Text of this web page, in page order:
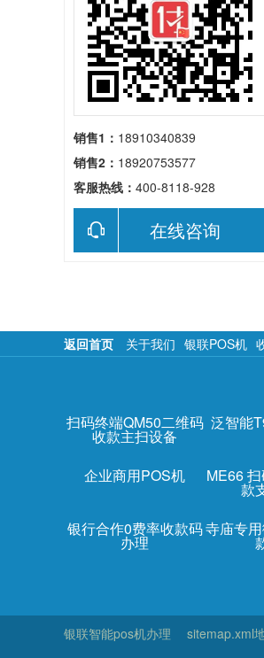
销售1： 18910340839
销售2： 18920753577
客服热线： 400-8118-928
在线咨询
返回首页 关于我们 银联POS机
扫码终端QM50二维码
收款主扫设备
泛智能
企业商用POS机 ME66
款
银行合作0费率收款码
办理
寺庙专
银联智能pos机办理 sitemap.xml